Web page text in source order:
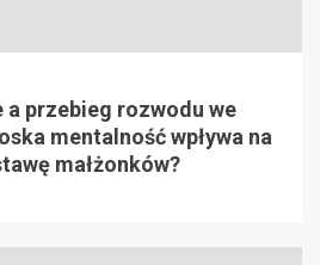
a przebieg rozwodu we
mentalność wpływa na
małżonków?